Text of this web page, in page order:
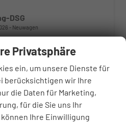
DSG
Neuwagen
Getriebe Automatik
Pure White
Kilometerstand 50 km
WhatsApp anfragen
Wir rufen Sie anFahrzeugexposé (PDF)
Fahrzeug parken
5,70 l/100km
Privatsphäre
ein, um unsere Dienste für
berücksichtigen wir Ihre
die Daten für Marketing,
für die Sie uns Ihr
Ihre Einwilligung